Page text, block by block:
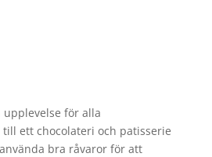
upplevelse för alla
ett chocolateri och patisserie
bra råvaror för att